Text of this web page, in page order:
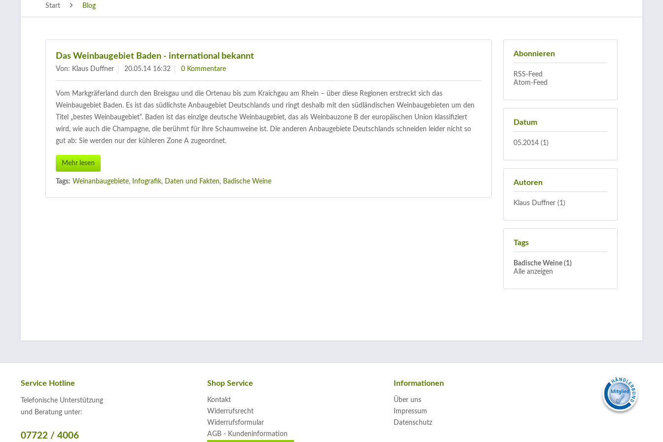
Start Blog
Abonnieren
RSS-Feed
Atom-Feed
Datum
05.2014 (1)
Autoren
Klaus Duffner (1)
Tags
Badische Weine (1)
Alle anzeigen
Das Weinbaugebiet Baden - international bekannt
Von: Klaus Duffner 20.05.14 16:32 0 Kommentare
Vom Markgräferland durch den Breisgau und die Ortenau bis zum Kraichgau am Rhein – über diese Regionen erstreckt sich das
Weinbaugebiet Baden. Es ist das südlichste Anbaugebiet Deutschlands und ringt deshalb mit den südländischen Weinbaugebieten um den
Titel „bestes Weinbaugebiet“. Baden ist das einzige deutsche Weinbaugebiet, das als Weinbauzone B der europäischen Union klassifiziert
wird, wie auch die Champagne, die berühmt für ihre Schaumweine ist. Die anderen Anbaugebiete Deutschlands schneiden leider nicht so
gut ab: Sie werden nur der kühleren Zone A zugeordnet.
Mehr lesen
Tags: Weinanbaugebiete, Infografik, Daten und Fakten, Badische Weine
Service Hotline
Telefonische Unterstützung
und Beratung unter:
07722 / 4006
Shop Service
Kontakt
Widerrufsrecht
Widerrufsformular
AGB - Kundeninformation
Informationen
Über uns
Impressum
Datenschutz